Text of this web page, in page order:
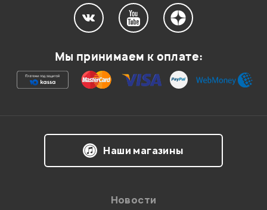
Ваша оценка:
Мы принимаем к оплате:
Наши магазины
Новости